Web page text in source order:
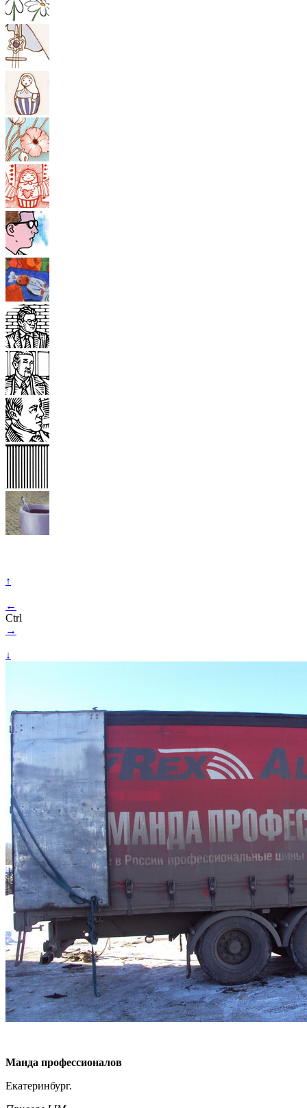
↑
←
Ctrl
→
↓
Манда профессионалов
Екатеринбург.